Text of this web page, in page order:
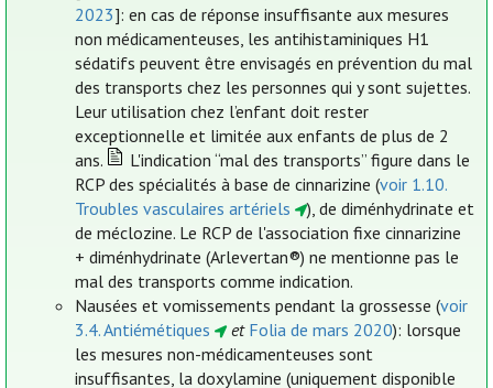
2023]: en cas de réponse insuffisante aux mesures
non médicamenteuses, les antihistaminiques H1
sédatifs peuvent être envisagés en prévention du mal
des transports chez les personnes qui y sont sujettes.
Leur utilisation chez l’enfant doit rester
exceptionnelle et limitée aux enfants de plus de 2
ans.
L'indication “mal des transports” figure dans le
RCP des spécialités à base de cinnarizine (voir 1.10.
Troubles vasculaires artériels
), de diménhydrinate et
de méclozine. Le RCP de l'association fixe cinnarizine
+ diménhydrinate (Arlevertan®) ne mentionne pas le
mal des transports comme indication.
Nausées et vomissements pendant la grossesse (voir
3.4. Antiémétiques
et Folia de mars 2020): lorsque
les mesures non-médicamenteuses sont
insuffisantes, la doxylamine (uniquement disponible